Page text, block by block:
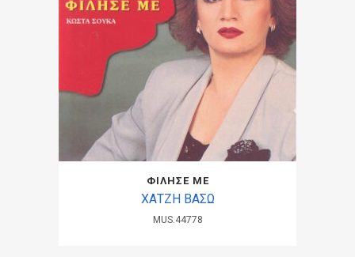
ΦΙΛΗΣΕ ΜΕ
ΧΑΤΖΗ ΒΑΣΩ
MUS.44778